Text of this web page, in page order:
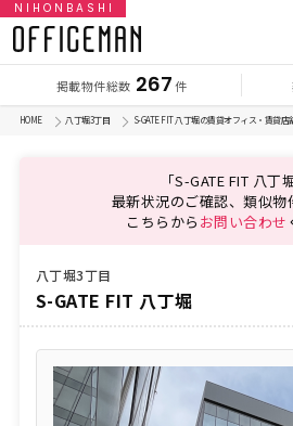
NIHONBASHI
掲載物件総数 267 件
HOME 八丁堀3丁目 S-GATE FIT 八丁堀の賃貸オフィス・賃貸店
「S-GATE FIT 八丁
最新状況のご確認、類似物
こちらから お問い合わせ
八丁堀3丁目
S-GATE FIT 八丁堀